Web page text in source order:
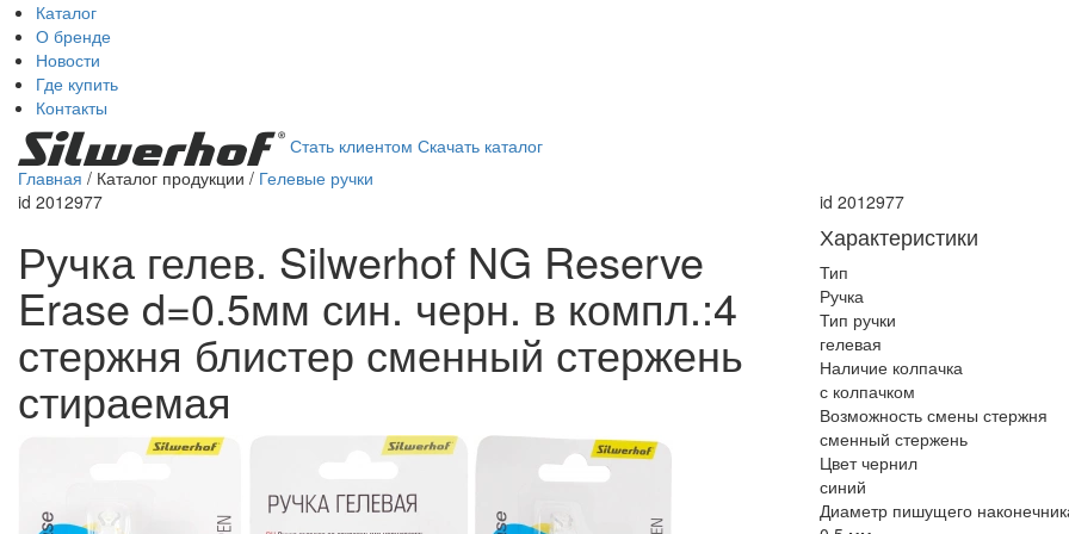
Каталог
О бренде
Новости
Где купить
Контакты
Стать клиентом Скачать каталог
Главная / Каталог продукции / Гелевые ручки
id 2012977
Ручка гелев. Silwerhof NG Reserve
Erase d=0.5мм син. черн. в компл.:4
стержня блистер сменный стержень
стираемая
id 2012977
Характеристики
Тип
Ручка
Тип ручки
гелевая
Наличие колпачка
с колпачком
Возможность смены стержня
сменный стержень
Цвет чернил
синий
Диаметр пишущего